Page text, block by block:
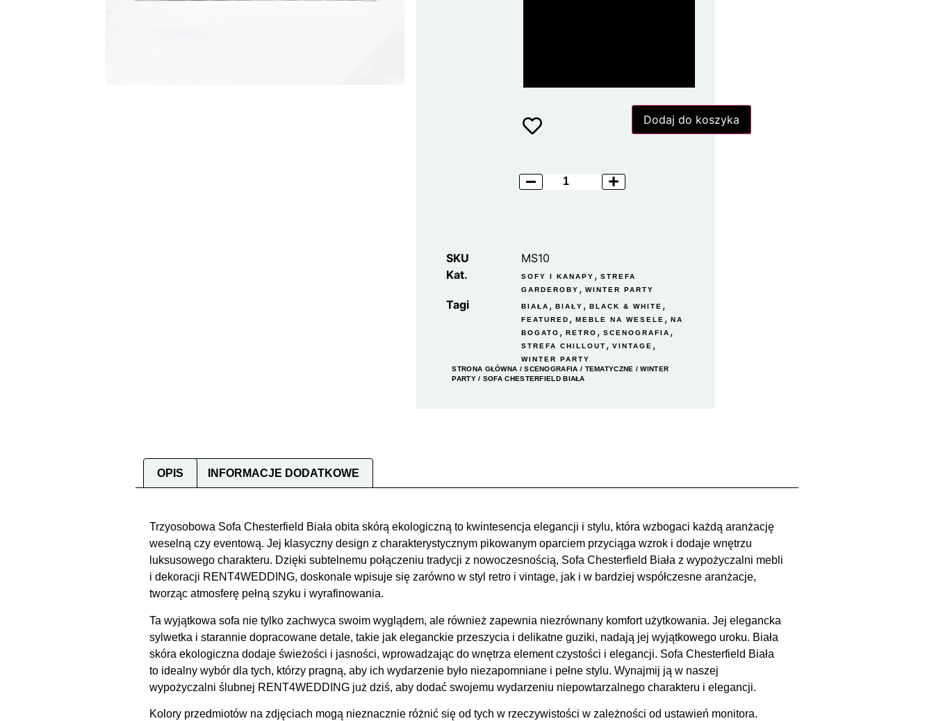
Dodaj do koszyka
SKU
MS10
Kat.
SOFY I KANAPY , STREFA
GARDEROBY , WINTER PARTY
Tagi BIAŁA , BIAŁY , BLACK & WHITE ,
FEATURED , MEBLE NA WESELE , NA
BOGATO , RETRO , SCENOGRAFIA ,
STREFA CHILLOUT , VINTAGE ,
WINTER PARTY
STRONA GŁÓWNA /SCENOGRAFIA / TEMATYCZNE /WINTER
PARTY/ SOFA CHESTERFIELD BIAŁA
OPIS INFORMACJE DODATKOWE
Trzyosobowa Sofa Chesterfield Biała obita skórą ekologiczną to kwintesencja elegancji i stylu, która wzbogaci każdą aranżację
weselną czy eventową. Jej klasyczny design z charakterystycznym pikowanym oparciem przyciąga wzrok i dodaje wnętrzu
luksusowego charakteru. Dzięki subtelnemu połączeniu tradycji z nowoczesnością, Sofa Chesterfield Biała z wypożyczalni mebli
i dekoracji RENT4WEDDING, doskonale wpisuje się zarówno w styl retro i vintage, jak i w bardziej współczesne aranżacje,
tworząc atmosferę pełną szyku i wyrafinowania.
Ta wyjątkowa sofa nie tylko zachwyca swoim wyglądem, ale również zapewnia niezrównany komfort użytkowania. Jej elegancka
sylwetka i starannie dopracowane detale, takie jak eleganckie przeszycia i delikatne guziki, nadają jej wyjątkowego uroku. Biała
skóra ekologiczna dodaje świeżości i jasności, wprowadzając do wnętrza element czystości i elegancji. Sofa Chesterfield Biała
to idealny wybór dla tych, którzy pragną, aby ich wydarzenie było niezapomniane i pełne stylu. Wynajmij ją w naszej
wypożyczalni ślubnej RENT4WEDDING już dziś, aby dodać swojemu wydarzeniu niepowtarzalnego charakteru i elegancji.
Kolory przedmiotów na zdjęciach mogą nieznacznie różnić się od tych w rzeczywistości w zależności od ustawień monitora.